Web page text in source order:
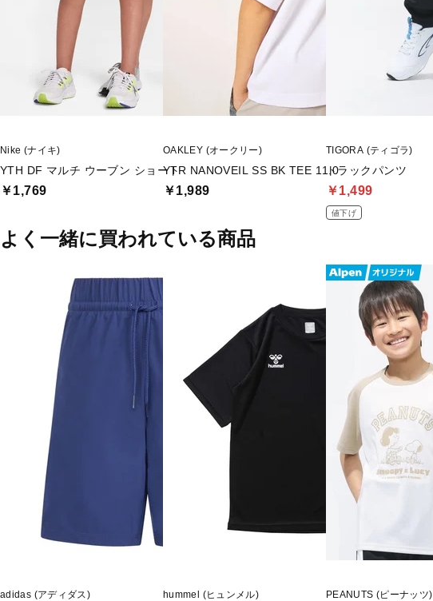
Nike (ナイキ)
YTH DF マルチ ウーブン ショート
￥1,769
OAKLEY (オークリー)
YTR NANOVEIL SS BK TEE 11.0
￥1,989
TIGORA (ティゴラ)
トラックパンツ
￥1,499
値下げ
よく一緒に買われている商品
adidas (アディダス) hummel (ヒュンメル) PEANUTS (ピーナッツ)